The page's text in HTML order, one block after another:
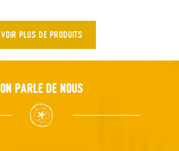
VOIR PLUS DE PRODUITS
On parle de nous